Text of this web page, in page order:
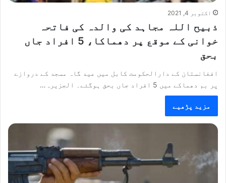
اکتوبر 4, 2021
ذبیح اللہ مجاہد کی والدہ کی فاتحہ
خوانی کے موقع پر دھماکا، 5 افراد جاں
بحق
افغانستان کے دارالحکومت کابل میں عید گاہ مسجد کے دروازے
پر بم دھماکے میں 5 افراد جاں بحق ہوگئے۔ الجزیرہ…
مزید پڑھیے